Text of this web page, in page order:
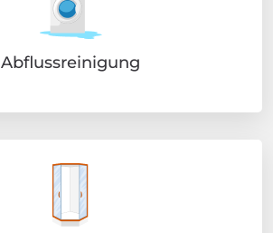
Abflussreinigung